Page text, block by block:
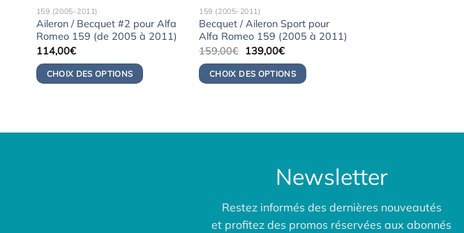
159 (2005-2011)
Aileron / Becquet #2 pour Alfa
Romeo 159 (de 2005 à 2011)
114,00€
CHOIX DES OPTIONS
159 (2005-2011)
Becquet / Aileron Sport pour
Alfa Romeo 159 (2005 à 2011)
159,00€ Le
initial
était :
139,00€Le
actuel
est :
CHOIX DES OPTIONS
Newsletter
Restez informés des dernières nouveautés
et profitez des promos réservées aux abonnés